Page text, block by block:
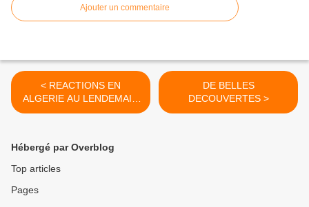
Ajouter un commentaire
< REACTIONS EN
ALGERIE AU LENDEMAIN
DE L’ELECTION
DE BELLES
DECOUVERTES >
Hébergé par Overblog
Top articles
Pages